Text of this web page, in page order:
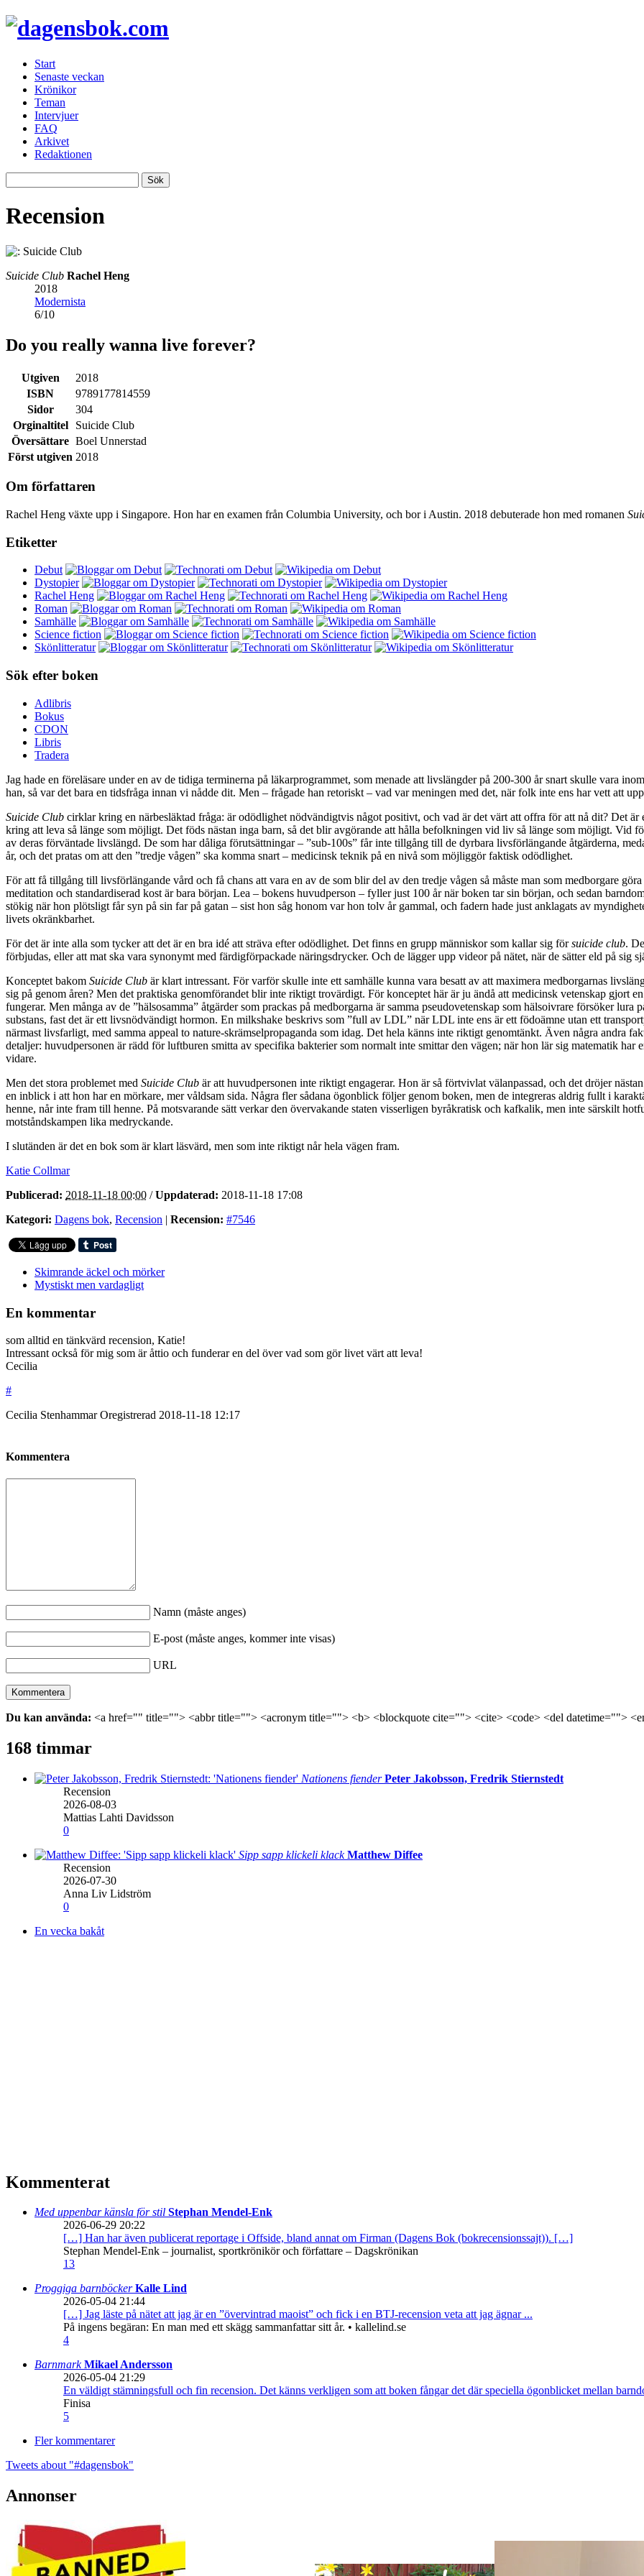
Start
Senaste veckan
Krönikor
Teman
Intervjuer
FAQ
Arkivet
Redaktionen
Recension
Suicide Club Rachel Heng
2018
Modernista
6/10
Do you really wanna live forever?
Utgiven
2018
ISBN
9789177814559
Sidor
304
Orginaltitel
Suicide Club
Översättare Boel Unnerstad
Först utgiven 2018
Om författaren
Rachel Heng växte upp i Singapore. Hon har en examen från Columbia University, och bor i Austin. 2018 debuterade hon med romanen
Etiketter
Debut
Dystopier
Rachel Heng
Roman
Samhälle
Science fiction
Skönlitteratur
Sök efter boken
Adlibris
Bokus
CDON
Libris
Tradera
Jag hade en föreläsare under en av de tidiga terminerna på läkarprogrammet, som menade att livslängder på 200-300 år snart skulle vara
han, så var det bara en tidsfråga innan vi nådde dit. Men – frågade han retoriskt – vad var meningen med det, när folk inte ens har vett att
Suicide Club cirklar kring en närbesläktad fråga: är odödlighet nödvändigtvis något positivt, och vad är det värt att offra för att nå dit? Det
kring att leva så länge som möjligt. Det föds nästan inga barn, så det blir avgörande att hålla befolkningen vid liv så länge som möjligt. Vid
av deras förväntade livslängd. De som har dåliga förutsättningar – ”sub-100s” får inte tillgång till de dyrbara livsförlängande åtgärderna,
år, och det pratas om att den ”tredje vågen” ska komma snart – medicinsk teknik på en nivå som möjliggör faktisk odödlighet.
För att få tillgång till livsförlängande vård och få chans att vara en av de som blir del av den tredje vågen så måste man som medborgare
meditation och standardiserad kost är bara början. Lea – bokens huvudperson – fyller just 100 år när boken tar sin början, och sedan
stökig när hon plötsligt får syn på sin far på gatan – sist hon såg honom var hon tolv år gammal, och fadern hade just anklagats av
livets okränkbarhet.
För det är inte alla som tycker att det är en bra idé att sträva efter odödlighet. Det finns en grupp människor som kallar sig försuicide club.
förbjudas, eller att mat ska vara synonymt med färdigförpackade näringsdrycker. Och de lägger upp videor på nätet, när de sätter eld på sig
Konceptet bakom Suicide Club är klart intressant. För varför skulle inte ett samhälle kunna vara besatt av att maximera medborgarnas
sig på genom åren? Men det praktiska genomförandet blir inte riktigt trovärdigt. För konceptet här är ju ändå att medicinsk vetenskap gjort
fungerar. Men många av de ”hälsosamma” åtgärder som prackas på medborgarna är samma pseudovetenskap som hälsoivrare försöker
substans, fast det är ett livsnödvändigt hormon. En milkshake beskrivs som ”full av LDL” när LDL inte ens är ett födoämne utan ett
närmast livsfarligt, med samma appeal to nature-skrämselpropaganda som idag. Det hela känns inte riktigt genomtänkt. Även några andra
detaljer: huvudpersonen är rädd för luftburen smitta av specifika bakterier som normalt inte smittar den vägen; när hon lär sig matematik
vidare.
Men det stora problemet med Suicide Club är att huvudpersonen inte riktigt engagerar. Hon är så förtvivlat välanpassad, och det dröjer
en inblick i att hon har en mörkare, mer våldsam sida. Några fler sådana ögonblick följer genom boken, men de integreras aldrig fullt i
henne, når inte fram till henne. På motsvarande sätt verkar den övervakande staten visserligen byråkratisk och kafkalik, men inte särskilt
motståndskampen lika medryckande.
I slutänden är det en bok som är klart läsvärd, men som inte riktigt når hela vägen fram.
Katie Collmar
Publicerad: 2018-11-18 00:00 /Uppdaterad: 2018-11-18 17:08
Kategori: Dagens bok, Recension | Recension: #7546
Skimrande äckel och mörker
Mystiskt men vardagligt
En kommentar
som alltid en tänkvärd recension, Katie!
Intressant också för mig som är åttio och funderar en del över vad som gör livet värt att leva!
Cecilia
#
Cecilia Stenhammar Oregistrerad 2018-11-18 12:17
Kommentera
Namn (måste anges)
E-post (måste anges, kommer inte visas)
URL
Du kan använda: <a href="" title=""> <abbr title=""> <acronym title=""> <b> <blockquote cite=""> <cite> <code> <del datetime="">
168 timmar
Nationens fiender Peter Jakobsson, Fredrik Stiernstedt
Recension
2026-08-03
Mattias Lahti Davidsson
0
Sipp sapp klickeli klack Matthew Diffee
Recension
2026-07-30
Anna Liv Lidström
0
En vecka bakåt
Kommenterat
Med uppenbar känsla för stil Stephan Mendel-Enk
2026-06-29 20:22
[…] Han har även publicerat reportage i Offside, bland annat om Firman (Dagens Bok (bokrecensionssajt)). […]
Stephan Mendel-Enk – journalist, sportkrönikör och författare – Dagskrönikan
13
Proggiga barnböckerKalle Lind
2026-05-04 21:44
[…] Jag läste på nätet att jag är en ”övervintrad maoist” och fick i en BTJ-recension veta att jag ägnar ...
På ingens begäran: En man med ett skägg sammanfattar sitt år. • kallelind.se
4
BarnmarkMikael Andersson
2026-05-04 21:29
En väldigt stämningsfull och fin recension. Det känns verkligen som att boken fångar det där speciella ögonblicket mellan
Finisa
5
Fler kommentarer
Tweets about "#dagensbok"
Annonser